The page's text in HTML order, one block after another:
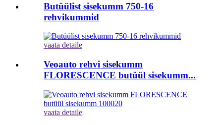
Butüülist sisekumm 750-16
rehvikummid
vaata detaile
Veoauto rehvi sisekumm
FLORESCENCE butüül sisekumm...
vaata detaile